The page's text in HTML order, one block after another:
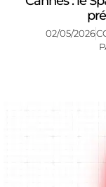
02/05/2026